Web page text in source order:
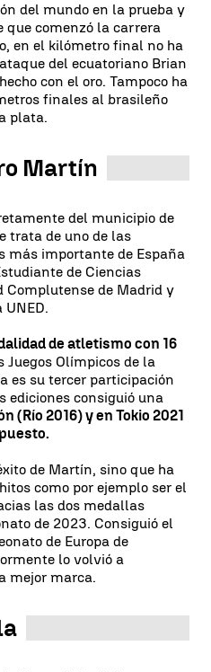
del mundo en la prueba y
que comenzó la carrera
en el kilómetro final no ha
del ecuatoriano Brian
con el oro. Tampoco ha
finales al brasileño
plata.
Martín
del municipio de
trata de uno de las
más importante de España
de Ciencias
Complutense de Madrid y
UNED.
de atletismo con 16
Olímpicos de la
es su tercer participación
ediciones consiguió una
(Río 2016) y en Tokio 2021
de Martín, sino que ha
como por ejemplo ser el
las dos medallas
de 2023. Consiguió el
de Europa de
lo volvió a
mejor marca.